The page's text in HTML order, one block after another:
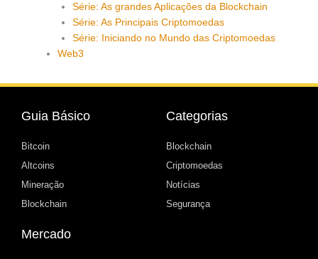
Série: As grandes Aplicações da Blockchain
Série: As Principais Criptomoedas
Série: Iniciando no Mundo das Criptomoedas
Web3
Guia Básico
Bitcoin
Altcoins
Mineração
Blockchain
Categorias
Blockchain
Criptomoedas
Notícias
Segurança
Mercado